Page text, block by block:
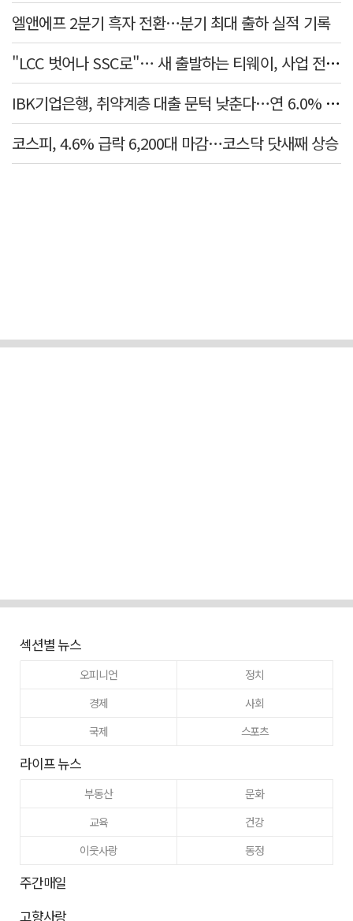
엘앤에프 2분기 흑자 전환…분기 최대 출하 실적 기록
"LCC 벗어나 SSC로"… 새 출발하는 티웨이, 사업 전략 발표
IBK기업은행, 취약계층 대출 문턱 낮춘다…연 6.0% 'i-ONE 햇살론 특례보증' 비대면 출시
코스피, 4.6% 급락 6,200대 마감…코스닥 닷새째 상승
섹션별 뉴스
오피니언
정치
경제
사회
국제
스포츠
라이프 뉴스
부동산
문화
교육
건강
이웃사랑
동정
주간매일
고향사랑